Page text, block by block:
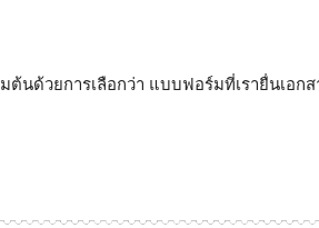
ต้นด้วยการเลือกว่า แบบฟอร์มที่เรายื่นเอก